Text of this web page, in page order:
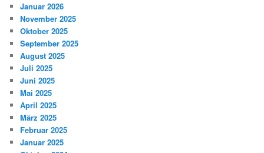
Januar 2026
November 2025
Oktober 2025
September 2025
August 2025
Juli 2025
Juni 2025
Mai 2025
April 2025
März 2025
Februar 2025
Januar 2025